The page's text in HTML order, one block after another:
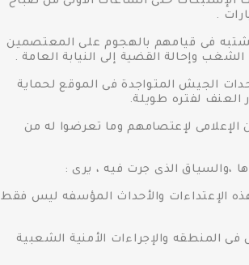
.
وزارة الصحة ٧٨ مصاباً و تم القبض على عدد ٥٢ شخصاً من المشتبه فى قيامهم بالهجوم على المعتصمين
وإحالة القضية إلى النيابة العامة .
الجيش المتواجدة فى الموقع لحماية
العنف لفتره طويلة.
لإعتصامهم وما تعرضوا له من
،والسياق الذى جرت فيه ، يرى :
هذه الإعتداءات والأحداث المؤسفه ليس فقط
المنطقه والإجراءات الأمنية الشعبية